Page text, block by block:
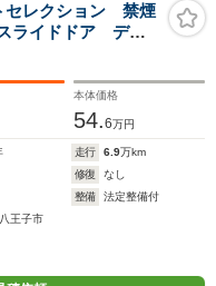
セレクション 禁煙
ライドドア ディ
ートキー クルー
ナビ リアカメ
本体価格
54.6万円
走行 6.9万km
修復
なし
整備
法定整備付
王子市